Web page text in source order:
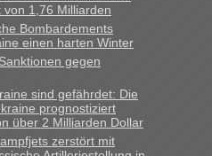
So lange das nicht
das nicht neu sollte es
• Deklaration
ich hier richtig bin mit meiner
mit gebrauchter
von 1,76 Milliarden
Bombardements
einen harten Winter
gegen
sind gefährdet: Die
prognostiziert
über 2 Milliarden Dollar
zerstört mit